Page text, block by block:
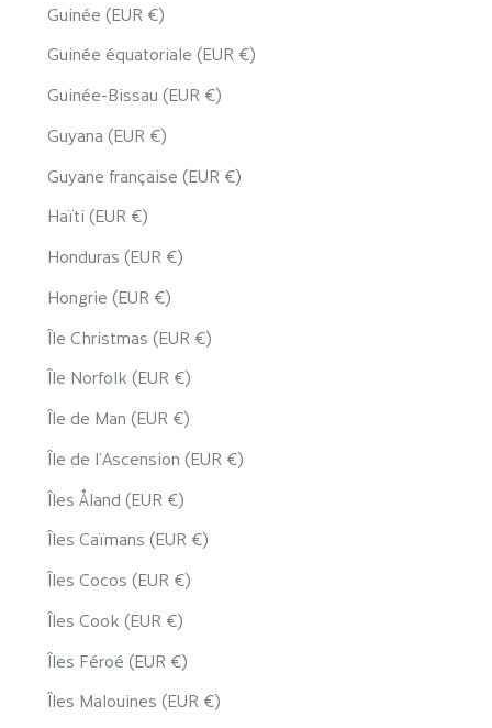
Guinée (EUR €)
Guinée équatoriale (EUR €)
Guinée-Bissau (EUR €)
Guyana (EUR €)
Guyane française (EUR €)
Haïti (EUR €)
Honduras (EUR €)
Hongrie (EUR €)
Île Christmas (EUR €)
Île Norfolk (EUR €)
Île de Man (EUR €)
Île de l’Ascension (EUR €)
Îles Åland (EUR €)
Îles Caïmans (EUR €)
Îles Cocos (EUR €)
Îles Cook (EUR €)
Îles Féroé (EUR €)
Îles Malouines (EUR €)